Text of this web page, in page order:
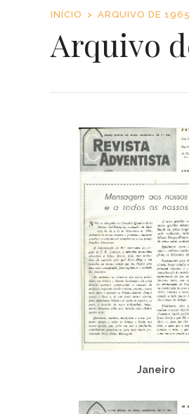
INÍCIO ARQUIVO DE 1965
Arquivo
Janeiro